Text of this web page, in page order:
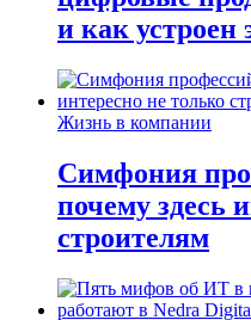
и как устроен
Жизнь в компании
Симфония
почему здесь
строителям